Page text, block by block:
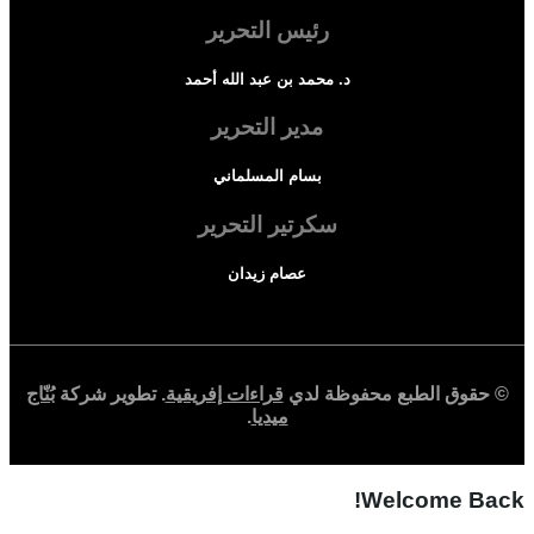
رئيس التحرير
د. محمد بن عبد الله أحمد
مدير التحرير
بسام المسلماني
سكرتير التحرير
عصام زيدان
© حقوق الطبع محفوظة لدي قراءات إفريقية. تطوير شركةبُنّاج
ميديا.
Welcome Back!